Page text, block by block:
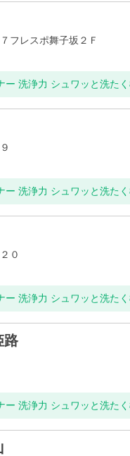
フレスポ舞子坂２Ｆ
洗浄力 シュワッと洗た
洗浄力 シュワッと洗た
０
洗浄力 シュワッと洗た
路
洗浄力 シュワッと洗た